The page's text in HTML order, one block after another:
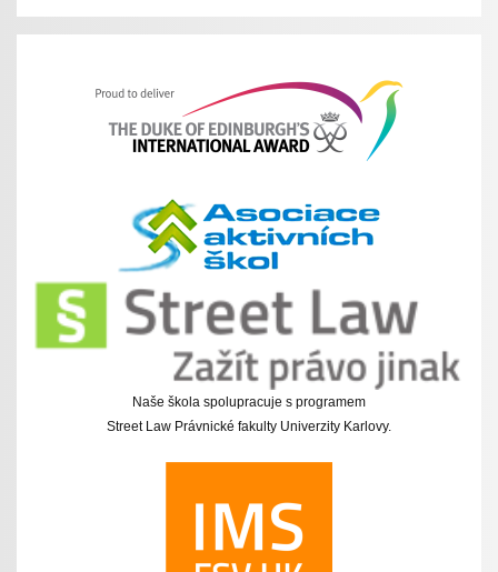
Naše škola spolupracuje s programem
Street Law Právnické fakulty Univerzity Karlovy.